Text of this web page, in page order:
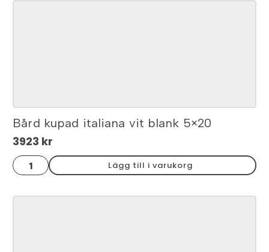
Bård kupad italiana vit blank 5×20
3923 kr
Bård
kupad
italiana
blank
Lägg till i varukorg